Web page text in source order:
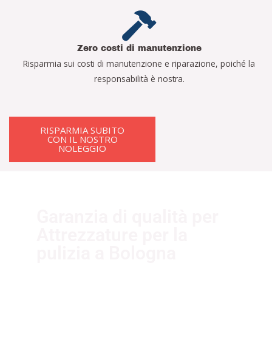
Zero costi di manutenzione
Risparmia sui costi di manutenzione e riparazione, poiché la
responsabilità è nostra.
RISPARMIA SUBITO
CON IL NOSTRO
NOLEGGIO